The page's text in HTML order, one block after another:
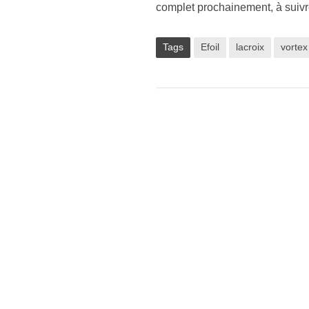
complet prochainement, à
Tags Efoil lacroix vortex